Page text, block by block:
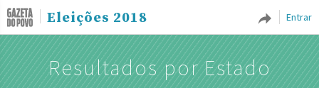
Entrar
Eleições 2018
Resultados por Estado